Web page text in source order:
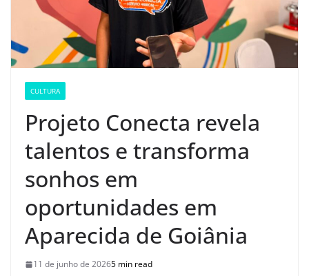
CULTURA
Projeto Conecta revela
talentos e transforma
sonhos em
oportunidades em
Aparecida de Goiânia
11 de junho de 20265 min read